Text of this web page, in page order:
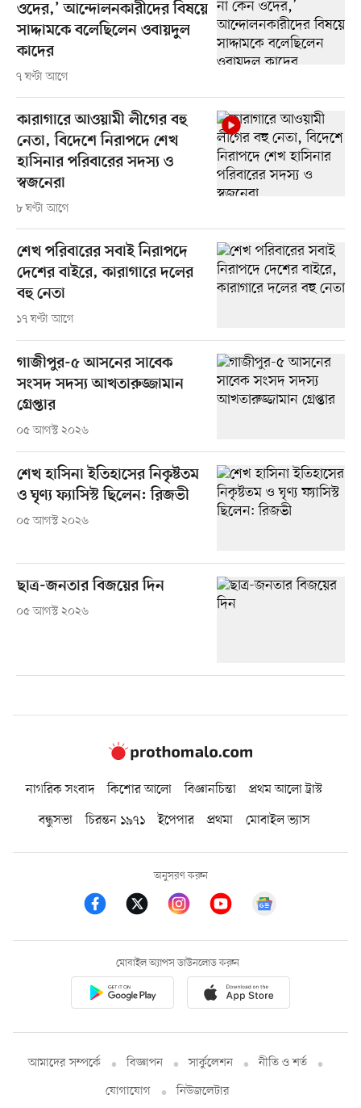
ওদের,’ আন্দোলনকারীদের বিষয়ে
সাদ্দামকে বলেছিলেন ওবায়দুল
কাদের
৭ ঘণ্টা আগে
কারাগারে আওয়ামী লীগের বহু
নেতা, বিদেশে নিরাপদে শেখ
হাসিনার পরিবারের সদস্য ও
স্বজনেরা
৮ ঘণ্টা আগে
শেখ পরিবারের সবাই নিরাপদে
দেশের বাইরে, কারাগারে দলের
বহু নেতা
১৭ ঘণ্টা আগে
গাজীপুর-৫ আসনের সাবেক
সংসদ সদস্য আখতারুজ্জামান
গ্রেপ্তার
০৫ আগস্ট ২০২৬
শেখ হাসিনা ইতিহাসের নিকৃষ্টতম
ও ঘৃণ্য ফ্যাসিস্ট ছিলেন: রিজভী
০৫ আগস্ট ২০২৬
ছাত্র-জনতার বিজয়ের দিন
০৫ আগস্ট ২০২৬
নাগরিক সংবাদ কিশোর আলো বিজ্ঞানচিন্তা
প্রথম আলো ট্রাস্ট
বন্ধুসভা
চিরন্তন ১৯৭১ ইপেপার প্রথমা মোবাইল ভ্যাস
অনুসরণ করুন
মোবাইল অ্যাপস ডাউনলোড করুন
আমাদের সম্পর্কে বিজ্ঞাপন সার্কুলেশন
নীতি ও শর্ত
যোগাযোগ
নিউজলেটার